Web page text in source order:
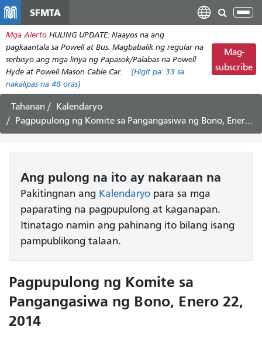
pangunahing
nilalaman
SFMTA
I-
ang
Mga Alerto HULING UPDATE: Naayos na ang
pagkaantala sa Powell at Bus. Magbabalik ng regular na
serbisyo ang mga linya ng Papasok/Palabas na Powell
Hyde at Powell Mason Cable Car.
(Higit pa: 33 sa
nakalipas na 48 oras)
Mag-
subscribe
Tahanan
Kalendaryo
Pagpupulong ng Komite sa Pangangasiwa ng Bono, Enero 22, 2014
Ang pulong na ito ay nakaraan na
Pakitingnan ang Kalendaryo para sa mga
paparating na pagpupulong at kaganapan.
Itinatago namin ang pahinang ito bilang isang
pampublikong talaan.
Pagpupulong ng Komite sa
Pangangasiwa ng Bono, Enero 22,
2014